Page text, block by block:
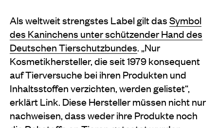
Als weltweit strengstes Label gilt dasSymbol
des Kaninchens unter schützender Hand des
Deutschen Tierschutzbundes. „Nur
Kosmetikhersteller, die seit 1979 konsequent
auf Tierversuche bei ihren Produkten und
Inhaltsstoffen verzichten, werden gelistet“,
erklärt Link. Diese Hersteller müssen nicht nur
nachweisen, dass weder ihre Produkte noch